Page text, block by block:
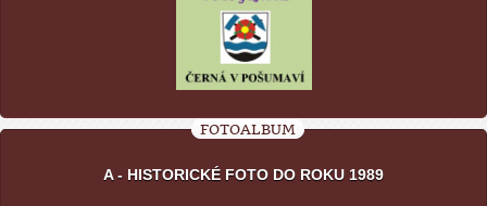
FOTOALBUM
A - HISTORICKÉ FOTO DO ROKU 1989